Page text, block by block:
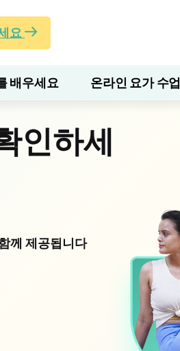
요
배우세요 온라인 요가 수업
인하세
께 제공됩니다